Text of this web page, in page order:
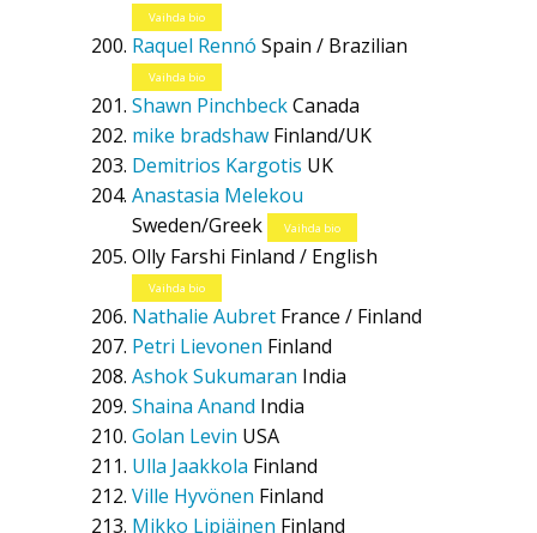
Vaihda bio
Raquel Rennó Spain / Brazilian
Vaihda bio
Shawn PinchbeckCanada
mike bradshaw Finland/UK
Demitrios Kargotis UK
Anastasia Melekou
Sweden/Greek
Vaihda bio
Olly Farshi Finland / English
Vaihda bio
Nathalie Aubret France / Finland
Petri Lievonen Finland
Ashok Sukumaran India
Shaina Anand India
Golan Levin USA
Ulla Jaakkola Finland
Ville Hyvönen Finland
Mikko Lipiäinen Finland